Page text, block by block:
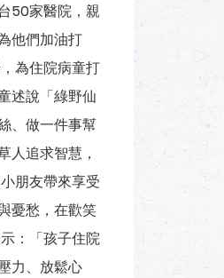
50家醫院，親
他們加油打
為住院病童打
述說「綠野仙
、做一件事幫
人追求智慧，
朋友帶來享受
憂愁，在歡笑
：「孩子住院
力、放鬆心